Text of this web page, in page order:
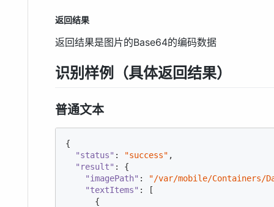
返回结果
返回结果是图片的Base64的编码数据
识别样例（具体返回结果）
普通文本
{
"status" : "success" ,
"result" : {
"imagePath" :
"/var/mobile/Containers/
"textItems" : [
      {